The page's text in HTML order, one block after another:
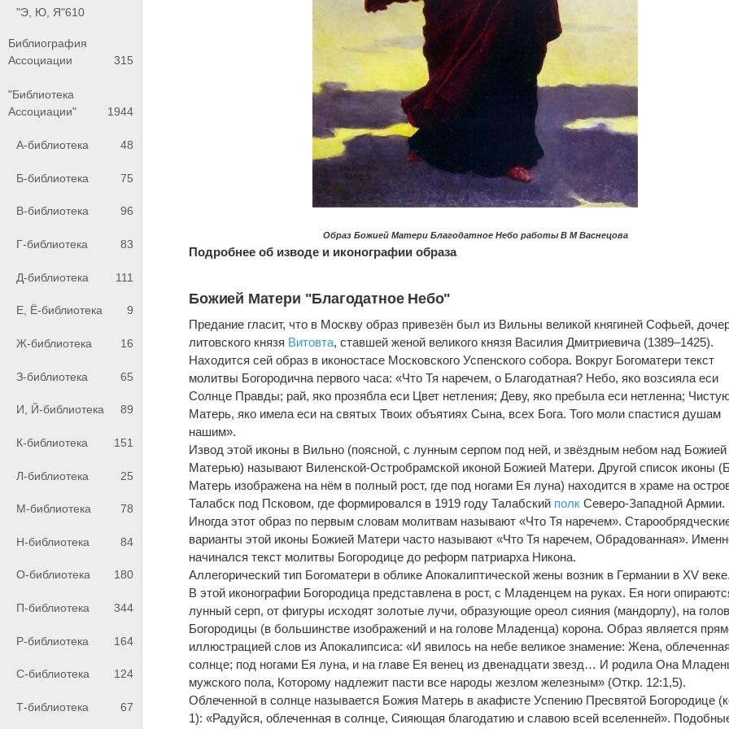
"Э, Ю, Я"610
Библиография
Ассоциации
315
"Библиотека
Ассоциации"
1944
А-библиотека 48
Б-библиотека 75
В-библиотека 96
Г-библиотека 83
Д-библиотека 111
Е, Ё-библиотека 9
Ж-библиотека 16
З-библиотека 65
И, Й-библиотека 89
К-библиотека 151
Л-библиотека 25
М-библиотека 78
Н-библиотека 84
О-библиотека 180
П-библиотека 344
Р-библиотека 164
С-библиотека 124
Т-библиотека 67
Образ Божией Матери Благодатное Небо работы В М Васнецова
Подробнее об изводе и иконографии образа
Божией Матери "Благодатное Небо"
Предание гласит, что в Москву образ привезён был из Вильны великой княгиней Софьей,
литовского князя Витовта, ставшей женой великого князя Василия Дмитриевича (1389–1425).
Находится сей образ в иконостасе Московского Успенского собора. Вокруг Богоматери текст
молитвы Богородична первого часа: «Что Тя наречем, о Благодатная? Небо, яко возсияла еси
Солнце Правды; рай, яко прозябла еси Цвет нетления; Деву, яко пребыла еси нетленна;
Матерь, яко имела еси на святых Твоих объятиях Сына, всех Бога. Того моли спастися душам
нашим».
Извод этой иконы в Вильно (поясной, с лунным серпом под ней, и звёздным небом над Божией
Матерью) называют Виленской-Остробрамской иконой Божией Матери. Другой список иконы
Матерь изображена на нём в полный рост, где под ногами Ея луна) находится в храме на
Талабск под Псковом, где формировался в 1919 году Талабский полк Северо-Западной Армии.
Иногда этот образ по первым словам молитвам называют «Что Тя наречем».
варианты этой иконы Божией Матери часто называют «Что Тя наречем, Обрадованная».
начинался текст молитвы Богородице до реформ патриарха Никона.
Аллегорический тип Богоматери в облике Апокалиптической жены возник в Германии в XV
В этой иконографии Богородица представлена в рост, с Младенцем на руках. Ея ноги
лунный серп, от фигуры исходят золотые лучи, образующие ореол сияния (мандорлу), на
Богородицы (в большинстве изображений и на голове Младенца) корона. Образ является
иллюстрацией слов из Апокалипсиса: «И явилось на небе великое знамение: Жена,
солнце; под ногами Ея луна, и на главе Ея венец из двенадцати звезд… И родила Она
мужского пола, Которому надлежит пасти все народы жезлом железным» (Откр. 12:1,5).
Облеченной в солнце называется Божия Матерь в акафисте Успению Пресвятой Богородице
1): «Радуйся, облеченная в солнце, Сияющая благодатию и славою всей вселенней».